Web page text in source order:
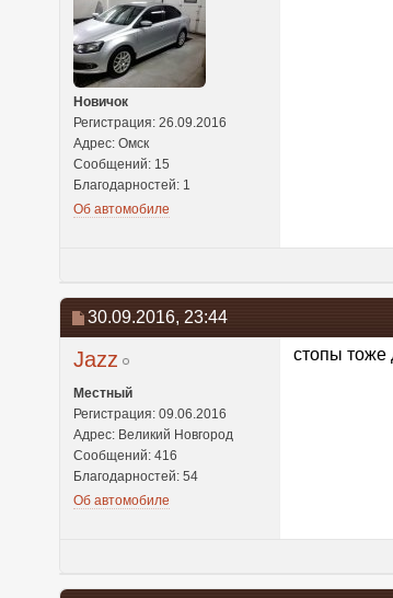
Новичок
Регистрация: 26.09.2016
Адрес: Омск
Сообщений: 15
Благодарностей: 1
Об автомобиле
30.09.2016, 23:44
Jazz
Местный
Регистрация: 09.06.2016
Адрес: Великий Новгород
Сообщений: 416
Благодарностей: 54
Об автомобиле
стопы тоже